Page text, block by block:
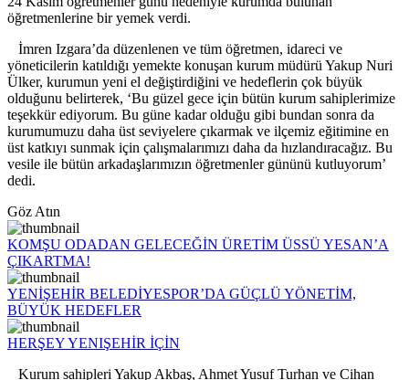
öğretmenlerine bir yemek verdi.
İmren Izgara’da düzenlenen ve tüm öğretmen, idareci ve
yöneticilerin katıldığı yemekte konuşan kurum müdürü Yakup Nuri
Ülker, kurumun yeni el değiştirdiğini ve hedeflerin çok büyük
olduğunu belirterek, ‘Bu güzel gece için bütün kurum sahiplerimize
teşekkür ediyorum. Bu güne kadar olduğu gibi bundan sonra da
kurumumuzu daha üst seviyelere çıkarmak ve ilçemiz eğitimine en
üst katkıyı sunmak için çalışmalarımızı daha da hızlandıracağız. Bu
vesile ile bütün arkadaşlarımızın öğretmenler gününü kutluyorum’
dedi.
Göz Atın
KOMŞU ODADAN GELECEĞİN ÜRETİM ÜSSÜ YESAN’A
ÇIKARTMA!
YENİŞEHİR BELEDİYESPOR’DA GÜÇLÜ YÖNETİM,
BÜYÜK HEDEFLER
HERŞEY YENIŞEHİR İÇİN
Kurum sahipleri Yakup Akbaş, Ahmet Yusuf Turhan ve Cihan